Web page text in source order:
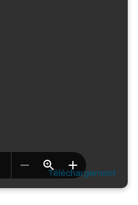
Téléchargement